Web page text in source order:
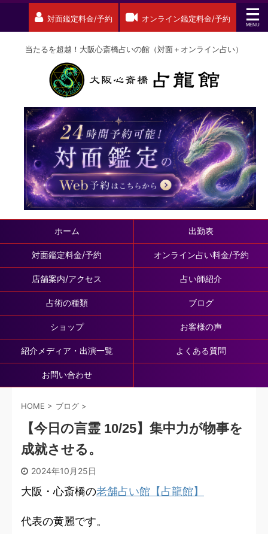
対面鑑定料金/予約 オンライン鑑定料金/予約
当たるを超越！大阪心斎橋占いの館（対面＋オンライン占い）
ホーム 出勤表
対面鑑定料金/予約 オンライン占い料金/予約
店舗案内/アクセス 占い師紹介
占術の種類 ブログ
ショップ お客様の声
紹介メディア・出演一覧 よくある質問
お問い合わせ
HOME > ブログ >
【今日の言霊 10/25】集中力が物事を
成就させる。
2024年10月25日
大阪・心斎橋の老舗占い館【占龍館】
代表の黄麗です。